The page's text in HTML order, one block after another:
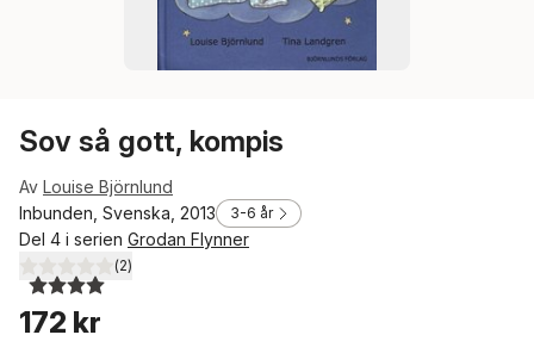
Sov så gott, kompis
Av Louise Björnlund
Inbunden, Svenska, 2013
3-6 år
Del 4 i serien Grodan Flynner
4,0utav 5 stjärnor. Totalt antal röster:
(2)
172 kr